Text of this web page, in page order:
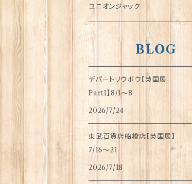
指貫(シンブル)
ユニオンジャック
BLOG
デパートリウボウ【英国展
Part1】8/1〜8
2026/7/24
東武百貨店船橋店【英国展】
7/16～21
2026/7/18